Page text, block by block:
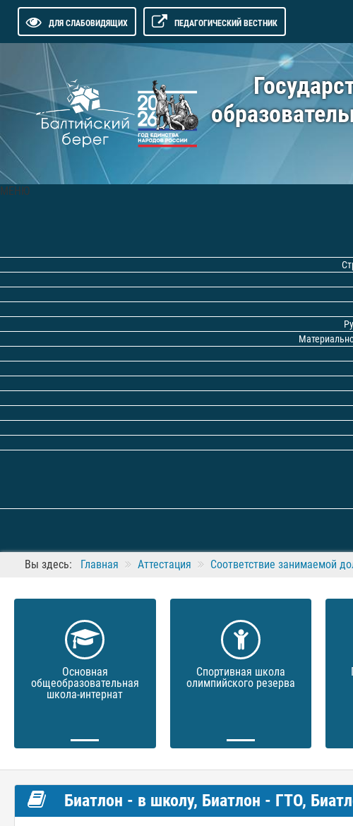
ДЛЯ СЛАБОВИДЯЩИХ ПЕДАГОГИЧЕСКИЙ ВЕСТНИК
МЕНЮ
Вы здесь: Главная Аттестация Соответствие занимаемой
Основная
общеобразовательная
школа-интернат
Спортивная школа
олимпийского резерва
Биатлон - в школу, Биатлон - ГТО,